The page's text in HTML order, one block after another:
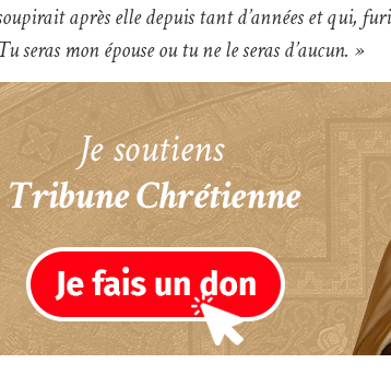
après elle depuis tant d’années et qui,
mon épouse ou tu ne le seras d’aucun. »